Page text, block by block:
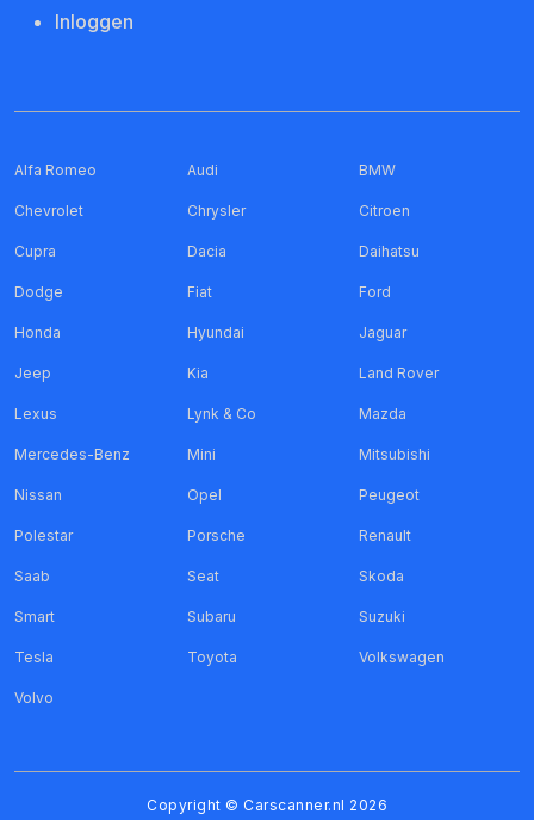
Inloggen
Alfa Romeo Audi BMW
Chevrolet Chrysler Citroen
Cupra Dacia Daihatsu
Dodge Fiat Ford
Honda Hyundai Jaguar
Jeep Kia Land Rover
Lexus Lynk & Co Mazda
Mercedes-Benz Mini Mitsubishi
Nissan Opel Peugeot
Polestar Porsche Renault
Saab Seat Skoda
Smart Subaru Suzuki
Tesla Toyota Volkswagen
Volvo
Copyright © Carscanner.nl 2026